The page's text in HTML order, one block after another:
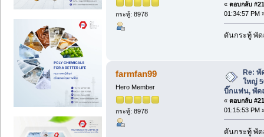
กระทู้: 8978
« ตอบกลับ
01:34:57 PM
ดันกระทู้ พั
farmfan99
Hero Member
กระทู้: 8978
Re:
ใหญ่
บิ๊กแฟน, พัด
« ตอบกลับ
01:15:53 PM
ดันกระทู้ พั